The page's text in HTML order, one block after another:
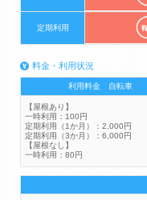
定期利用
料金・利用状況
利用料金 自転車
【屋根あり】
一時利用：100円
定期利用（1か月）：2,000円
定期利用（3か月）：6,000円
【屋根なし】
一時利用：80円